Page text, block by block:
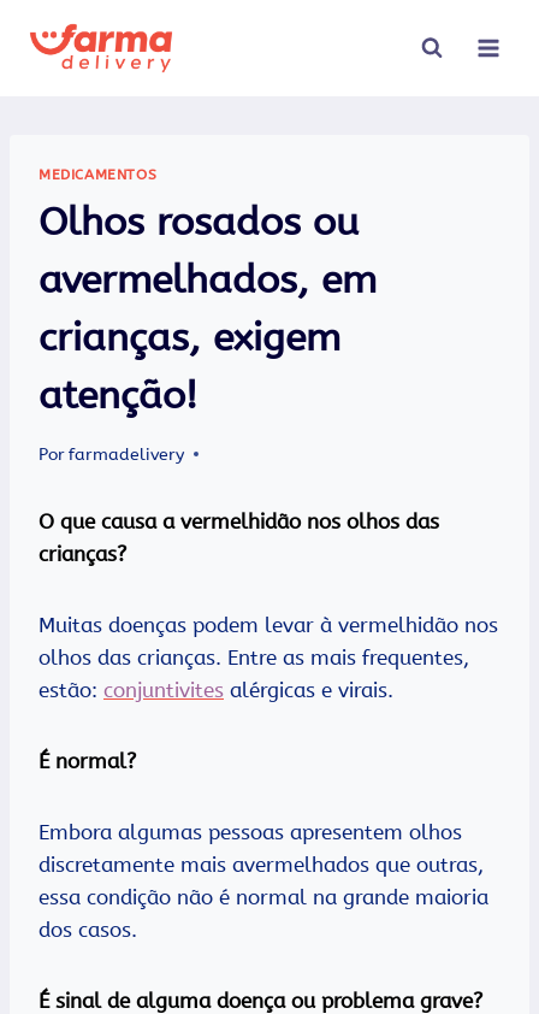
para
MEDICAMENTOS
Olhos rosados ou
avermelhados, em
crianças, exigem
atenção!
Porfarmadelivery
O que causa a vermelhidão nos olhos das
crianças?
Muitas doenças podem levar à vermelhidão nos
olhos das crianças. Entre as mais frequentes,
estão: conjuntivites alérgicas e virais.
É normal?
Embora algumas pessoas apresentem olhos
discretamente mais avermelhados que outras,
essa condição não é normal na grande maioria
dos casos.
É sinal de alguma doença ou problema grave?